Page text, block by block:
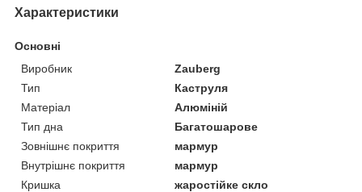
Характеристики
Основні
Виробник
Zauberg
Тип
Каструля
Матеріал
Алюміній
Тип дна
Багатошарове
Зовнішнє покриття
мармур
Внутрішнє покриття
мармур
Кришка
жаростійке скло